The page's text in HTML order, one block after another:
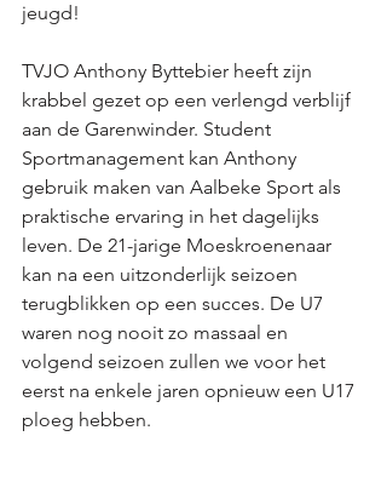
jeugd!
TVJO Anthony Byttebier heeft zijn
krabbel gezet op een verlengd verblijf
aan de Garenwinder. Student
Sportmanagement kan Anthony
gebruik maken van Aalbeke Sport als
praktische ervaring in het dagelijks
leven. De 21-jarige Moeskroenenaar
kan na een uitzonderlijk seizoen
terugblikken op een succes. De U7
waren nog nooit zo massaal en
volgend seizoen zullen we voor het
eerst na enkele jaren opnieuw een U17
ploeg hebben.